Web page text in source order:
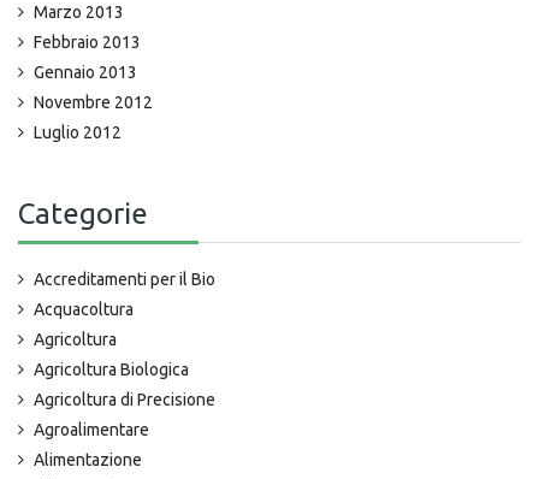
Marzo 2013
Febbraio 2013
Gennaio 2013
Novembre 2012
Luglio 2012
Categorie
Accreditamenti per il Bio
Acquacoltura
Agricoltura
Agricoltura Biologica
Agricoltura di Precisione
Agroalimentare
Alimentazione